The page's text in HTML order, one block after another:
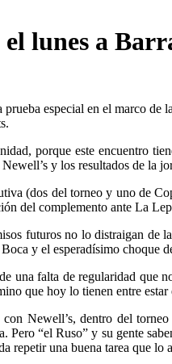
lunes a
prueba especial en el marco de
porque este encuentro
y los resultados de la
(dos del torneo y uno de
del complemento ante La
futuros no lo distraigan
y el esperadísimo choque
una falta de regularidad
que hoy lo tienen entre
Newell’s, dentro del
“el Ruso” y su gente
repetir una buena tarea que